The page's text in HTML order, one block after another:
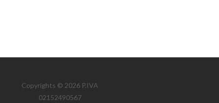
Copyrights © 2026 P.IVA
02152490567